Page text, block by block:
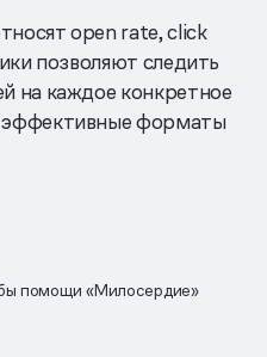
open rate, click
позволяют следить
на каждое конкретное
эффективные форматы
помощи «Милосердие»